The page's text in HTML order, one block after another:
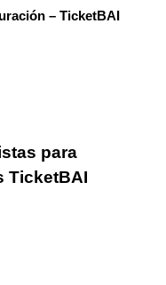
– TicketBAI
para
TicketBAI